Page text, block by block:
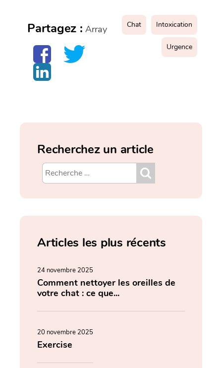
Partagez : Array Chat Intoxication
Urgence
Recherchez un article
Articles les plus récents
24 novembre 2025
Comment nettoyer les oreilles de
votre chat : ce que...
20 novembre 2025
Exercise